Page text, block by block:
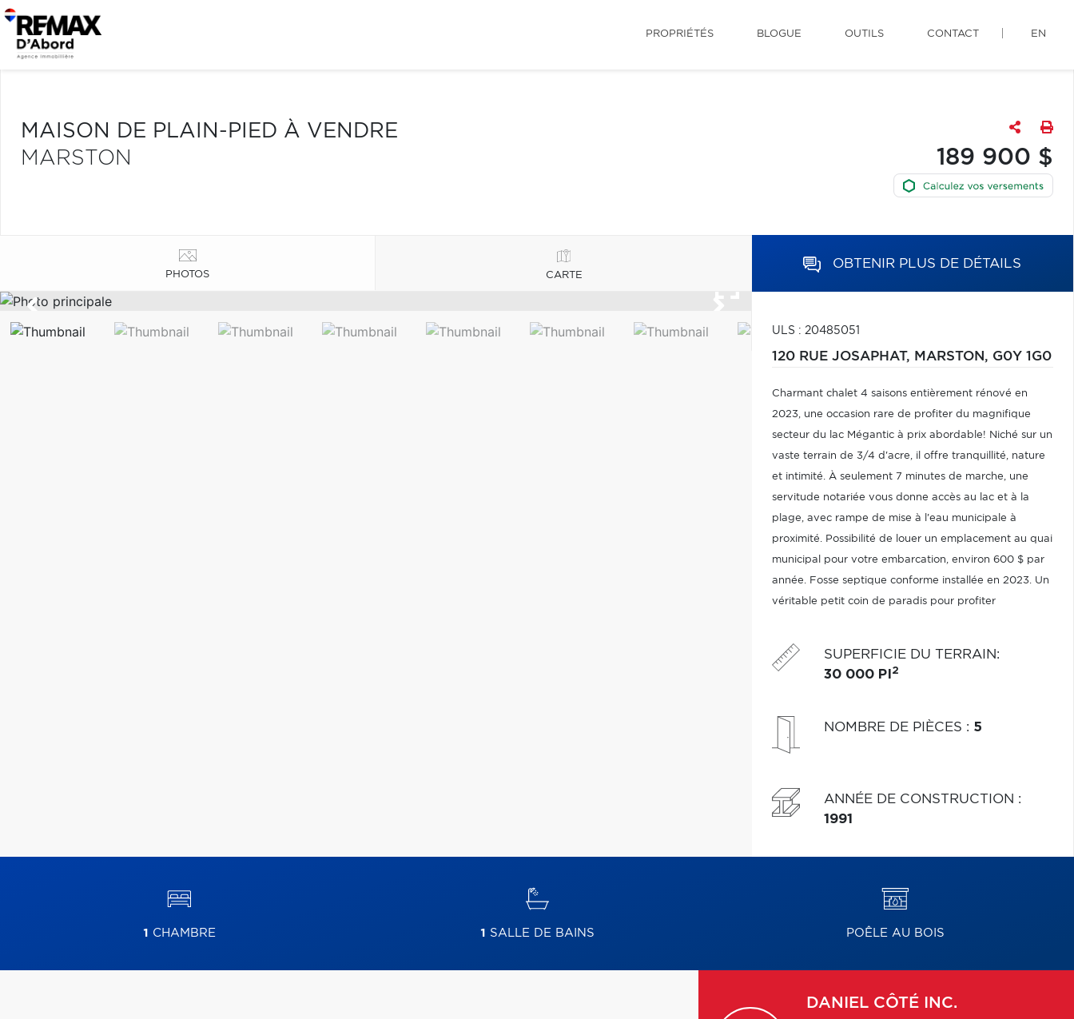
PROPRIÉTÉS BLOGUE OUTILS CONTACT EN
MAISON DE PLAIN-PIED À VENDRE
MARSTON
189 900 $
PHOTOS CARTE
OBTENIR PLUS DE DÉTAILS
ULS : 20485051
120 RUE JOSAPHAT, MARSTON, G0Y 1G0
Charmant chalet 4 saisons entièrement rénové en
2023, une occasion rare de profiter du magnifique
secteur du lac Mégantic à prix abordable! Niché sur un
vaste terrain de 3/4 d'acre, il offre tranquillité, nature
et intimité. À seulement 7 minutes de marche, une
servitude notariée vous donne accès au lac et à la
plage, avec rampe de mise à l'eau municipale à
proximité. Possibilité de louer un emplacement au quai
municipal pour votre embarcation, environ 600 $ par
année. Fosse septique conforme installée en 2023. Un
véritable petit coin de paradis pour profiter
opportunité à ne pas manquer!
SUPERFICIE DU TERRAIN:
30 000 PI 2
NOMBRE DE PIÈCES : 5
ANNÉE DE CONSTRUCTION :
1991
1 CHAMBRE 1 SALLE DE BAINS POÊLE AU BOIS
DANIEL CÔTÉ INC.